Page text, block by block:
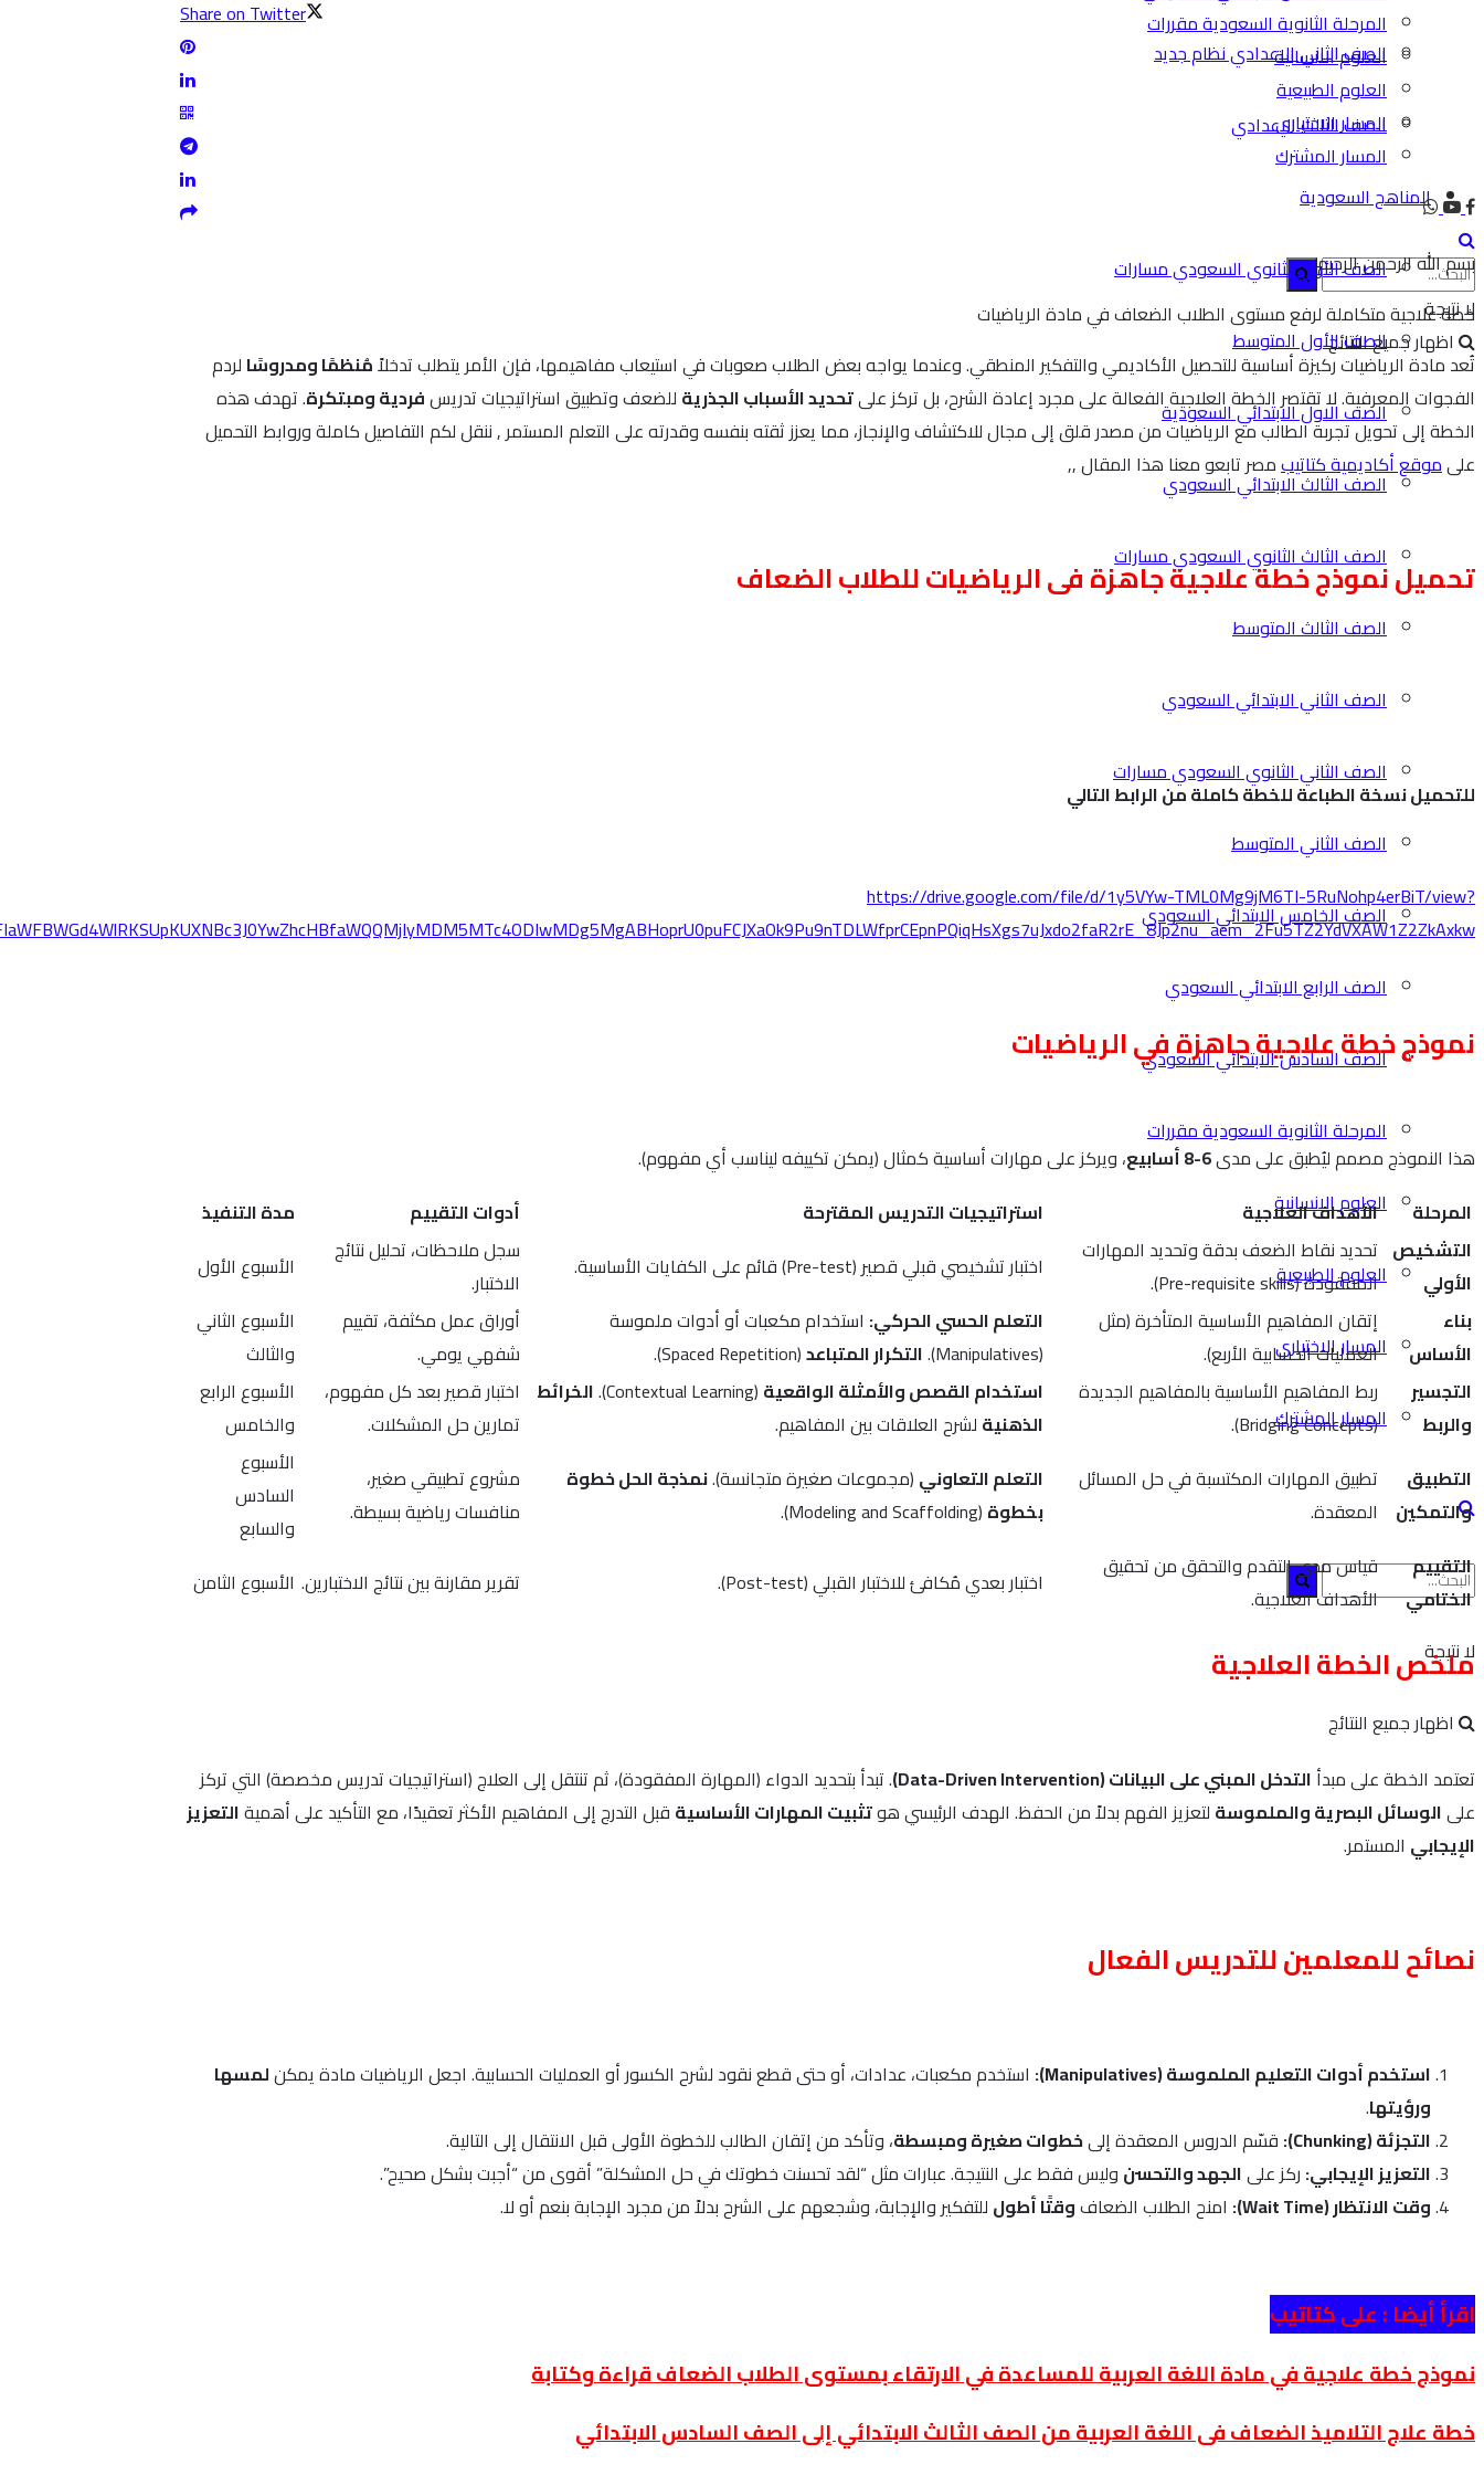
المرحلة الثانوية السعودية مقررات
العلوم الانسانية
العلوم الطبيعية
المسار الاختياري
المسار المشترك
لا نتيجة
اظهار جميع النتائج
الصف الثاني الاعدادي نظام جديد
الصف الثالث الاعدادي
المناهج السعودية
الصف الأول الثانوي السعودي مسارات
الصف الأول المتوسط
الصف الاول الابتدائي السعودية
الصف الثالث الابتدائي السعودي
الصف الثالث الثانوي السعودي مسارات
الصف الثالث المتوسط
الصف الثاني الابتدائي السعودي
الصف الثاني الثانوي السعودي مسارات
الصف الثاني المتوسط
الصف الخامس الابتدائي السعودي
الصف الرابع الابتدائي السعودي
الصف السادس الابتدائي السعودي
المرحلة الثانوية السعودية مقررات
العلوم الانسانية
العلوم الطبيعية
المسار الاختياري
المسار المشترك
لا نتيجة
اظهار جميع النتائج
Share on Twitter
بسم الله الرحمن الرحيم
خطة علاجية متكاملة لرفع مستوى الطلاب الضعاف في مادة الرياضيات
تُعد مادة الرياضيات ركيزة أساسية للتحصيل الأكاديمي والتفكير المنطقي. وعندما يواجه بعض الطلاب صعوبات في استيعاب مفاهيمها، فإن الأمر يتطلب تدخلاًمُنظمًا ومدروسًا لردم
الفجوات المعرفية. لا تقتصر الخطة العلاجية الفعالة على مجرد إعادة الشرح، بل تركز علىتحديد الأسباب الجذرية للضعف وتطبيق استراتيجيات تدريسفردية ومبتكرة. تهدف هذه
الخطة إلى تحويل تجربة الطالب مع الرياضيات من مصدر قلق إلى مجال للاكتشاف والإنجاز، مما يعزز ثقته بنفسه وقدرته على التعلم المستمر , ننقل لكم التفاصيل كاملة وروابط التحميل
علىموقع أكاديمية كتاتيبمصر تابعو معنا هذا المقال ,,
تحميل نموذج خطة علاجية جاهزة فى الرياضيات للطلاب الضعاف
للتحميل نسخة الطباعة للخطة كاملة من الرابط التالي
https://drive.google.com/file/d/1y5VYw-TML0Mg9jM6TI-5RuNohp4erBiT/view?
نموذج خطة علاجية جاهزة في الرياضيات
هذا النموذج مصمم ليُطبق على مدى6-8 أسابيع
، ويركز على مهارات أساسية كمثال (يمكن تكييفه ليناسب أي مفهوم).
المرحلة
الأهداف العلاجية استراتيجيات التدريس المقترحة أدوات التقييم
مدة التنفيذ
التشخيص
الأولي
تحديد نقاط الضعف بدقة وتحديد المهارات
المفقودة (Pre-requisite skills).
اختبار تشخيصي قبلي قصير (Pre-test) قائم على الكفايات الأساسية.
سجل ملاحظات، تحليل نتائج
الاختبار.
الأسبوع الأول
بناء
الأساس
إتقان المفاهيم الأساسية المتأخرة (مثل
العمليات الحسابية الأربع).
التعلم الحسي الحركي: استخدام مكعبات أو أدوات ملموسة
(Manipulatives).
التكرار المتباعد(Spaced Repetition).
أوراق عمل مكثفة، تقييم
شفهي يومي.
الأسبوع الثاني
والثالث
التجسير
والربط
ربط المفاهيم الأساسية بالمفاهيم الجديدة
(Bridging Concepts).
استخدام القصص والأمثلة الواقعية (Contextual Learning).
الخرائط
الذهنية لشرح العلاقات بين المفاهيم.
اختبار قصير بعد كل مفهوم،
تمارين حل المشكلات.
الأسبوع الرابع
والخامس
التطبيق
والتمكين
تطبيق المهارات المكتسبة في حل المسائل
المعقدة.
التعلم التعاوني (مجموعات صغيرة متجانسة).نمذجة الحل خطوة
بخطوة (Modeling and Scaffolding).
مشروع تطبيقي صغير،
منافسات رياضية بسيطة.
الأسبوع
السادس
والسابع
التقييم
الختامي
قياس مدى التقدم والتحقق من تحقيق
الأهداف العلاجية.
اختبار بعدي مُكافئ للاختبار القبلي (Post-test). تقرير مقارنة بين نتائج الاختبارين. الأسبوع الثامن
ملخص الخطة العلاجية
تعتمد الخطة على مبدأ التدخل المبني على البيانات (Data-Driven Intervention)
. تبدأ بتحديد الدواء (المهارة المفقودة)، ثم تنتقل إلى العلاج (استراتيجيات تدريس مخصصة) التي تركز
علىالوسائل البصرية والملموسة لتعزيز الفهم بدلاً من الحفظ. الهدف الرئيسي هوتثبيت المهارات الأساسية قبل التدرج إلى المفاهيم الأكثر تعقيدًا، مع التأكيد على أهميةالتعزيز
الإيجابي المستمر.
نصائح للمعلمين للتدريس الفعال
استخدم أدوات التعليم الملموسة (Manipulatives): استخدم مكعبات، عدادات، أو حتى قطع نقود لشرح الكسور أو العمليات الحسابية. اجعل الرياضيات مادة يمكنلمسها
ورؤيتها.
التجزئة (Chunking):
قسّم الدروس المعقدة إلىخطوات صغيرة ومبسطة، وتأكد من إتقان الطالب للخطوة الأولى قبل الانتقال إلى التالية.
التعزيز الإيجابي: ركز علىالجهد والتحسن وليس فقط على النتيجة. عبارات مثل “لقد تحسنت خطوتك في حل المشكلة” أقوى من “أجبت بشكل صحيح”.
وقت الانتظار (Wait Time):
امنح الطلاب الضعافوقتًا أطول للتفكير والإجابة، وشجعهم على الشرح بدلاً من مجرد الإجابة بنعم أو لا.
اقرأ أيضا : على كتاتيب
نموذج خطة علاجية في مادة اللغة العربية للمساعدة في الارتقاء بمستوى الطلاب الضعاف قراءة وكتابة
خطة علاج التلاميذ الضعاف فى اللغة العربية من الصف الثالث الابتدائي إلى الصف السادس الابتدائي